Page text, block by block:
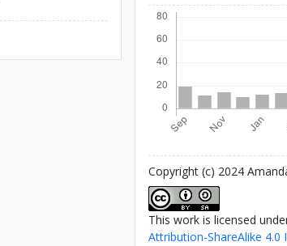
Copyright (c) 2024
This work is licensed
Attribution-ShareAlike 4.0